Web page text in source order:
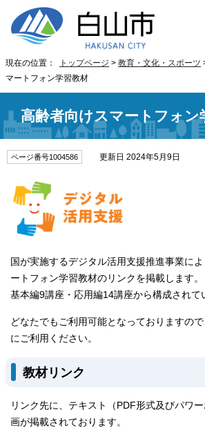
現在の位置： トップページ > 教育・文化・スポーツ
マートフォン学習教材
高齢者向けスマートフォン
ページ番号1004586 更新日 2024年5月9日
国が実施するデジタル活用支援推進事業に
ートフォン学習教材のリンクを掲載します。
基本編9講座・応用編14講座から構成されて
どなたでもご利用可能となっておりますの
にご利用ください。
教材リンク
リンク先に、テキスト（PDF形式及びパワ
画が掲載されております。